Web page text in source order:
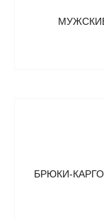
БРЮКИ-КАРГО